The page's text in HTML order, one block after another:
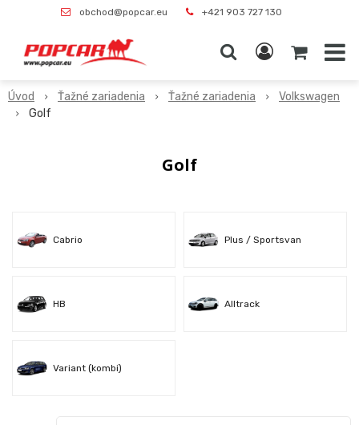
obchod@popcar.eu +421 903 727 130
Úvod Ťažné zariadenia Ťažné zariadenia
Volkswagen
Golf
Golf
Cabrio Plus / Sportsvan
HB Alltrack
Variant (kombi)